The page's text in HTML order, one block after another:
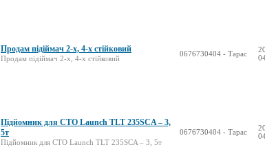
Продам підіймач 2-х, 4-х стійковий
Продам підіймач 2-х, 4-х стійковий
0676730404 - Тарас
Підйомник для СТО Launch TLT 235SCA – 3,
5т
Підйомник для СТО Launch TLT 235SCA – 3, 5т
0676730404 - Тарас